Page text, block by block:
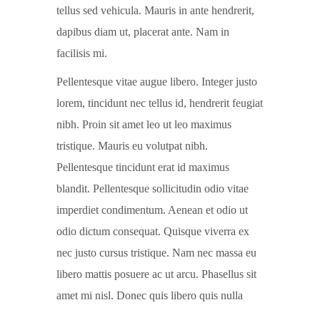
tellus sed vehicula. Mauris in ante hendrerit,
dapibus diam ut, placerat ante. Nam in
facilisis mi.
Pellentesque vitae augue libero. Integer justo
lorem, tincidunt nec tellus id, hendrerit feugiat
nibh. Proin sit amet leo ut leo maximus
tristique. Mauris eu volutpat nibh.
Pellentesque tincidunt erat id maximus
blandit. Pellentesque sollicitudin odio vitae
imperdiet condimentum. Aenean et odio ut
odio dictum consequat. Quisque viverra ex
nec justo cursus tristique. Nam nec massa eu
libero mattis posuere ac ut arcu. Phasellus sit
amet mi nisl. Donec quis libero quis nulla